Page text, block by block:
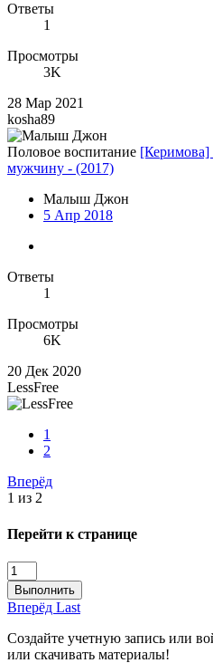
Ответы
1
Просмотры
3K
28 Мар 2021
kosha89
Половое воспитание [Керимова]
мужчину - (2017)
Малыш Джон
5 Апр 2018
Ответы
1
Просмотры
6K
20 Дек 2020
LessFree
1
2
Вперёд
1 из 2
Перейти к странице
Выполнить
Вперёд Last
Создайте учетную запись или
или скачивать материалы!